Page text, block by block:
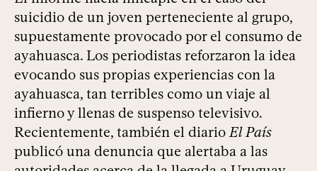
suicidio de un joven perteneciente al grupo,
supuestamente provocado por el consumo de
ayahuasca. Los periodistas reforzaron la idea
evocando sus propias experiencias con la
ayahuasca, tan terribles como un viaje al
infierno y llenas de suspenso televisivo.
Recientemente, también el diario El País
publicó una denuncia que alertaba a las